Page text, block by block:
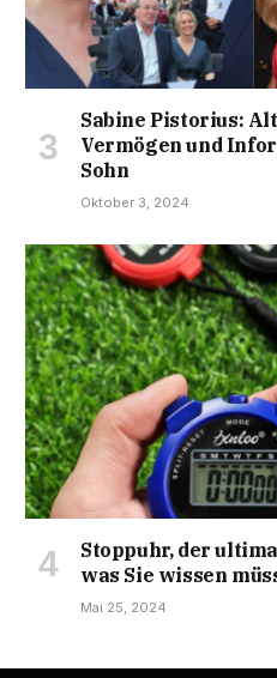
Sabine Pistorius:
Vermögen und
Sohn
Oktober 3, 2024
Stoppuhr, der
was Sie wissen
Mai 25, 2024